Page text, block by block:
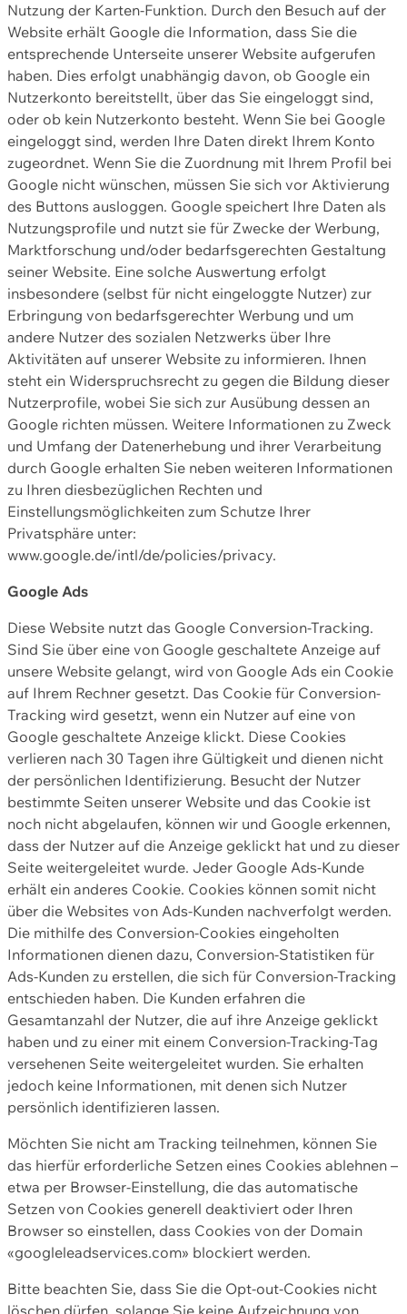
Nutzung der Karten-Funktion. Durch den Besuch auf der
Website erhält Google die Information, dass Sie die
entsprechende Unterseite unserer Website aufgerufen
haben. Dies erfolgt unabhängig davon, ob Google ein
Nutzerkonto bereitstellt, über das Sie eingeloggt sind,
oder ob kein Nutzerkonto besteht. Wenn Sie bei Google
eingeloggt sind, werden Ihre Daten direkt Ihrem Konto
zugeordnet. Wenn Sie die Zuordnung mit Ihrem Profil bei
Google nicht wünschen, müssen Sie sich vor Aktivierung
des Buttons ausloggen. Google speichert Ihre Daten als
Nutzungsprofile und nutzt sie für Zwecke der Werbung,
Marktforschung und/oder bedarfsgerechten Gestaltung
seiner Website. Eine solche Auswertung erfolgt
insbesondere (selbst für nicht eingeloggte Nutzer) zur
Erbringung von bedarfsgerechter Werbung und um
andere Nutzer des sozialen Netzwerks über Ihre
Aktivitäten auf unserer Website zu informieren. Ihnen
steht ein Widerspruchsrecht zu gegen die Bildung dieser
Nutzerprofile, wobei Sie sich zur Ausübung dessen an
Google richten müssen. Weitere Informationen zu Zweck
und Umfang der Datenerhebung und ihrer Verarbeitung
durch Google erhalten Sie neben weiteren Informationen
zu Ihren diesbezüglichen Rechten und
Einstellungsmöglichkeiten zum Schutze Ihrer
Privatsphäre unter:
www.google.de/intl/de/policies/privacy.
Google Ads
Diese Website nutzt das Google Conversion-Tracking.
Sind Sie über eine von Google geschaltete Anzeige auf
unsere Website gelangt, wird von Google Ads ein Cookie
auf Ihrem Rechner gesetzt. Das Cookie für Conversion-
Tracking wird gesetzt, wenn ein Nutzer auf eine von
Google geschaltete Anzeige klickt. Diese Cookies
verlieren nach 30 Tagen ihre Gültigkeit und dienen nicht
der persönlichen Identifizierung. Besucht der Nutzer
bestimmte Seiten unserer Website und das Cookie ist
noch nicht abgelaufen, können wir und Google erkennen,
dass der Nutzer auf die Anzeige geklickt hat und zu dieser
Seite weitergeleitet wurde. Jeder Google Ads-Kunde
erhält ein anderes Cookie. Cookies können somit nicht
über die Websites von Ads-Kunden nachverfolgt werden.
Die mithilfe des Conversion-Cookies eingeholten
Informationen dienen dazu, Conversion-Statistiken für
Ads-Kunden zu erstellen, die sich für Conversion-Tracking
entschieden haben. Die Kunden erfahren die
Gesamtanzahl der Nutzer, die auf ihre Anzeige geklickt
haben und zu einer mit einem Conversion-Tracking-Tag
versehenen Seite weitergeleitet wurden. Sie erhalten
jedoch keine Informationen, mit denen sich Nutzer
persönlich identifizieren lassen.
Möchten Sie nicht am Tracking teilnehmen, können Sie
das hierfür erforderliche Setzen eines Cookies ablehnen –
etwa per Browser-Einstellung, die das automatische
Setzen von Cookies generell deaktiviert oder Ihren
Browser so einstellen, dass Cookies von der Domain
«googleleadservices.com» blockiert werden.
Bitte beachten Sie, dass Sie die Opt-out-Cookies nicht